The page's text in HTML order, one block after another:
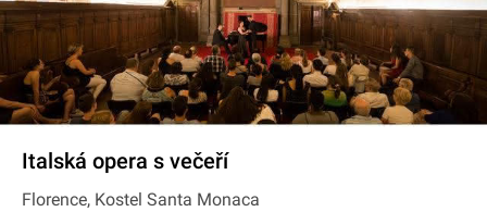
Italská opera s večeří
Florence, Kostel Santa Monaca